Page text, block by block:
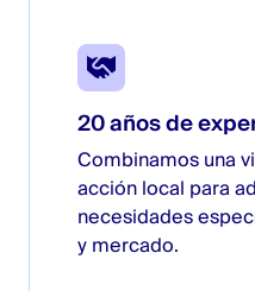
20 años de
Combinamos una
acción local para
necesidades
y mercado.